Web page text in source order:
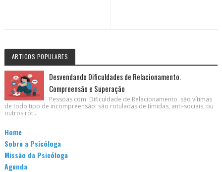
ARTIGOS POPULARES
Desvendando Dificuldades de Relacionamento.
Compreensão e Superação
Pessoas com Dificuldade de Relacionamento são vítimas
de todo tipo de incompreensão: são rotuladas de tímidas, anti-sociais, ou
outros rót...
Home
Sobre a Psicóloga
Missão da Psicóloga
Agenda